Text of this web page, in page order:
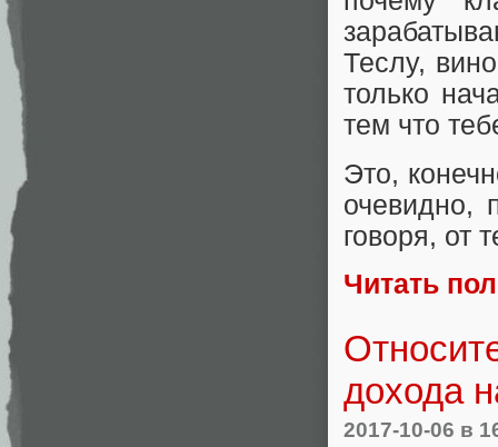
Теслу,
только
тем что
Это,
очевидно,
говоря, от
Читать
дохода
2017-10-06 в